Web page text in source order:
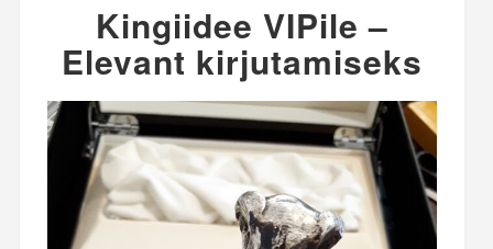
Kingiidee VIPile –
Elevant kirjutamiseks